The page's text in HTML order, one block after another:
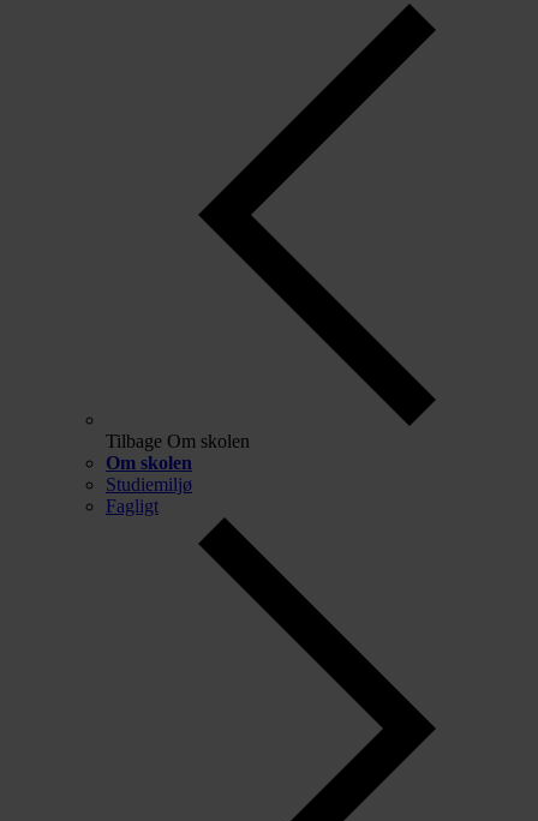
Tilbage Om skolen
Om skolen
Studiemiljø
Fagligt